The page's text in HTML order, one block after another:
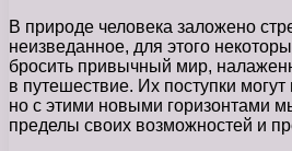
В природе человека заложено
неизведанное, для этого
бросить привычный мир,
в путешествие. Их поступки могут
но с этими новыми горизонтами
пределы своих возможностей и